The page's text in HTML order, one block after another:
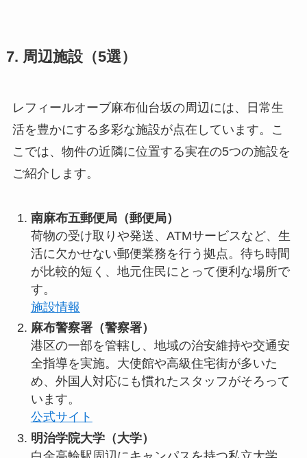
7. 周辺施設（5選）
レフィールオーブ麻布仙台坂の周辺には、日常生
活を豊かにする多彩な施設が点在しています。こ
こでは、物件の近隣に位置する実在の5つの施設を
ご紹介します。
南麻布五郵便局（郵便局）
荷物の受け取りや発送、ATMサービスなど、生
活に欠かせない郵便業務を行う拠点。待ち時間
が比較的短く、地元住民にとって便利な場所で
す。
施設情報
麻布警察署（警察署）
港区の一部を管轄し、地域の治安維持や交通安
全指導を実施。大使館や高級住宅街が多いた
め、外国人対応にも慣れたスタッフがそろって
います。
公式サイト
明治学院大学（大学）